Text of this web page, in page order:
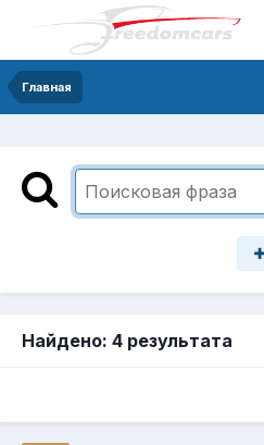
Главная
Найдено: 4 результата